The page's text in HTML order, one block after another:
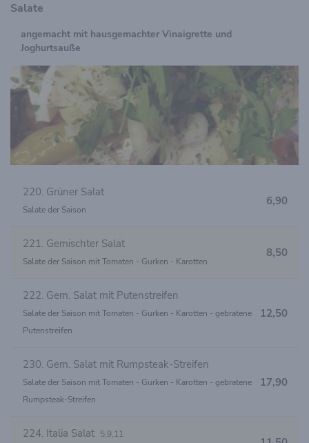
Salate
angemacht mit hausgemachter Vinaigrette und
Joghurtsauße
220. Grüner Salat
Salate der Saison
6,90
221. Gemischter Salat
Salate der Saison mit Tomaten - Gurken - Karotten
8,50
222. Gem. Salat mit Putenstreifen
Salate der Saison mit Tomaten - Gurken - Karotten - gebratene
Putenstreifen
12,50
230. Gem. Salat mit Rumpsteak-Streifen
Salate der Saison mit Tomaten - Gurken - Karotten - gebratene
Rumpsteak-Streifen
17,90
224. Italia Salat 5,9,11